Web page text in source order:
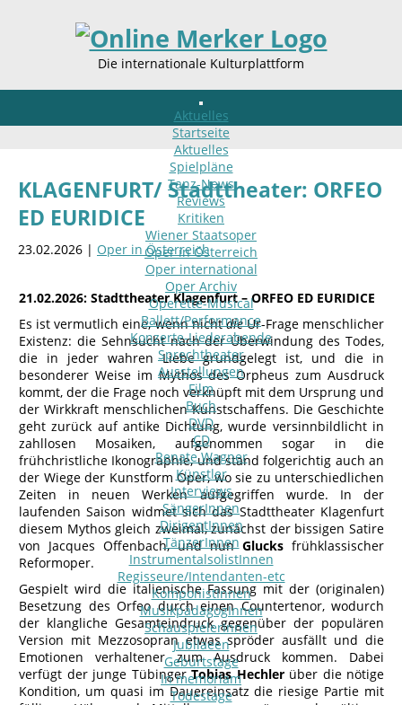
Die internationale Kulturplattform
Aktuelles
Startseite
Aktuelles
Spielpläne
Tanz-News
Reviews
Kritiken
Wiener Staatsoper
Oper in Österreich
Oper international
Oper Archiv
Operette-Musical
Ballett/Performance
Konzerte-Liederabende
Sprechtheater
Ausstellungen
Film
Buch
DVD
CD
Renate Wagner
Künstler
Interviews
SängerInnen
DirigentInnen
TänzerInnen
InstrumentalsolistInnen
Regisseure/Intendanten-etc
KomponistInnen
MusikpädagogInnen
SchauspielerInnen
Jubilaeen
Geburtstage
In memoriam
Todestage
KLAGENFURT/ Stadttheater: ORFEO
ED EURIDICE
23.02.2026 | Oper in Österreich
21.02.2026: Stadttheater Klagenfurt – ORFEO ED EURIDICE
Es ist vermutlich eine, wenn nichtdieUr-Frage menschlicher
Existenz: die Sehnsucht nach der Überwindung des Todes,
die in jeder wahren Liebe grundgelegt ist, und die in
besonderer Weise im Mythos des Orpheus zum Ausdruck
kommt, der die Frage noch verknüpft mit dem Ursprung und
der Wirkkraft menschlichen Kunstschaffens. Die Geschichte
geht zurück auf antike Dichtung, wurde versinnbildlicht in
zahllosen Mosaiken, aufgenommen sogar in die
frühchristliche Ikonographie, und stand folgerichtig auch an
der Wiege der Kunstform Oper, wo sie zu unterschiedlichen
Zeiten in neuen Werken aufgegriffen wurde. In der
laufenden Saison widmet sich das Stadttheater Klagenfurt
diesem Mythos gleich zweimal, zunächst der bissigen Satire
von Jacques Offenbach, und nunGlucks frühklassischer
Reformoper.
Gespielt wird die italienische Fassung mit der (originalen)
Besetzung des Orfeo durch einen Countertenor, wodurch
der klangliche Gesamteindruck gegenüber der populären
Version mit Mezzosopran etwas spröder ausfällt und die
Emotionen verhaltener zum Ausdruck kommen. Dabei
verfügt der junge TübingerTobias Hechler über die nötige
Kondition, um quasi im Dauereinsatz die riesige Partie mit